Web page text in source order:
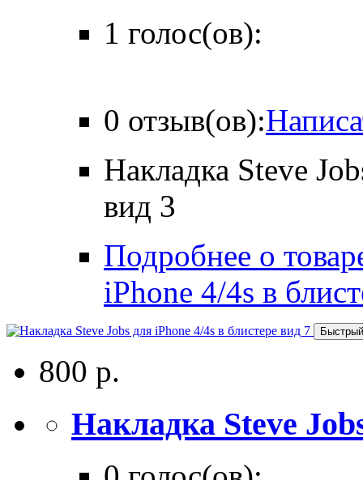
1 голос(ов):
0 отзыв(ов):
Накладка Steve
вид 3
Подробнее о
iPhone 4/4s в
800 р.
Накладка Steve